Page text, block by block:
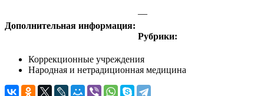
Дополнительная информация:
—
Рубрики:
Коррекционные учреждения
Народная и нетрадиционная медицина